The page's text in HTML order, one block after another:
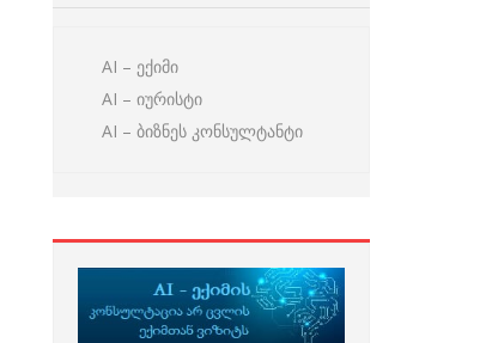
AI – ექიმი
AI – იურისტი
AI – ბიზნეს კონსულტანტი